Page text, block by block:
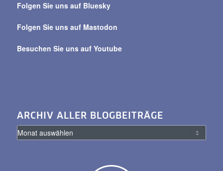
Folgen Sie uns auf Bluesky
Folgen Sie uns auf Mastodon
Besuchen Sie uns auf Youtube
ARCHIV ALLER BLOGBEITRÄGE